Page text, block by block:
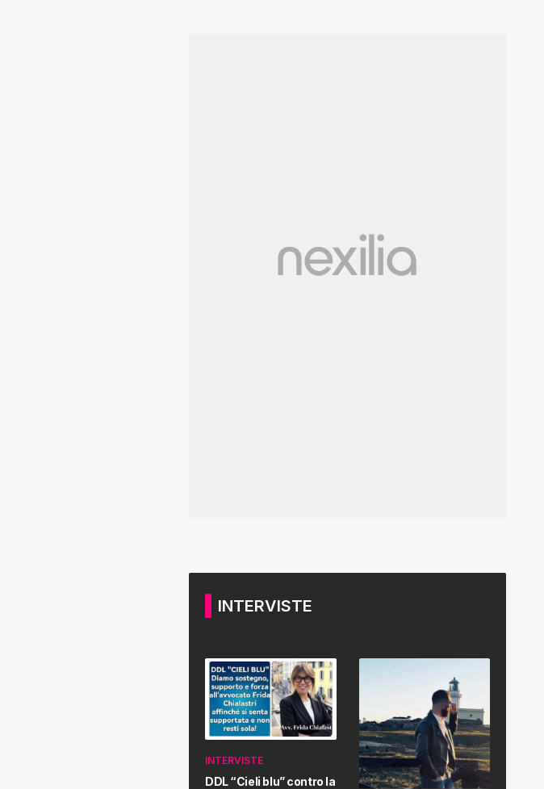
INTERVISTE
INTERVISTE
DDL “Cieli blu” contro la